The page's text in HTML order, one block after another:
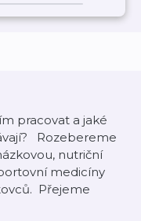
pracovat a jaké
Rozebereme
nutriční
medicíny
Přejeme